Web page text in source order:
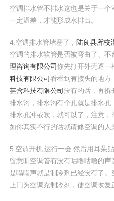
空调排水管不排水这也是关于一个
一定温差，才能形成水排出。
4.空调排水管堵塞了， 陆良县所校
空调的排水软管是否被弯曲了、不
理咨询有限公司你先打开外壳逐一
科技有限公司看看到有接头的地方
芸含科技有限公司没有的话，再拆
排水沟，排水沟有个孔就是排水
排水孔冲或吹，就可以了，注意，
如你其实不行的话就请修空调的人
5.空调开机 运行一会 然后用耳朵
留意听空调管有没有咕噜咕噜的
是嗡嗡声就是制冷剂已经没有了
上门为空调充制冷剂，使空调恢复